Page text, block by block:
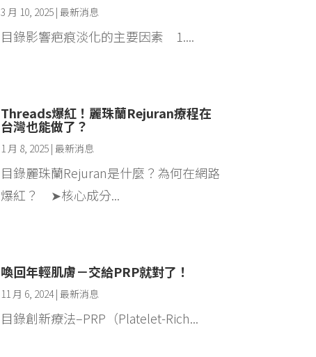
3 月 10, 2025| 最新消息
目錄影響疤痕淡化的主要因素 1....
Threads爆紅！麗珠蘭Rejuran療程在
台灣也能做了？
1 月 8, 2025| 最新消息
目錄麗珠蘭Rejuran是什麼？為何在網路
爆紅？ ➤核心成分...
喚回年輕肌膚－交給PRP就對了！
11 月 6, 2024| 最新消息
目錄創新療法–PRP（Platelet-Rich...